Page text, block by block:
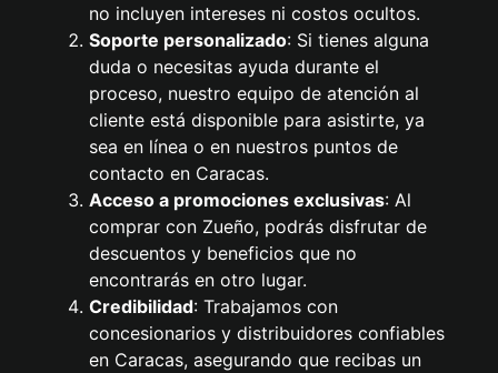
no incluyen intereses ni costos ocultos.
Soporte personalizado: Si tienes alguna
duda o necesitas ayuda durante el
proceso, nuestro equipo de atención al
cliente está disponible para asistirte, ya
sea en línea o en nuestros puntos de
contacto en Caracas.
Acceso a promociones exclusivas: Al
comprar con Zueño, podrás disfrutar de
descuentos y beneficios que no
encontrarás en otro lugar.
Credibilidad: Trabajamos con
concesionarios y distribuidores confiables
en Caracas, asegurando que recibas un